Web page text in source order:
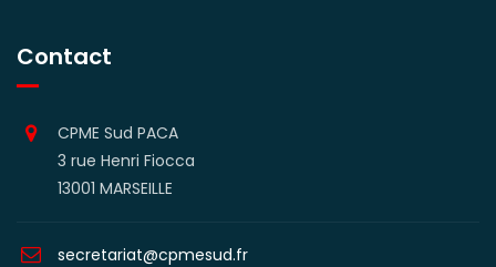
Contact
CPME Sud PACA
3 rue Henri Fiocca
13001 MARSEILLE
secretariat@cpmesud.fr